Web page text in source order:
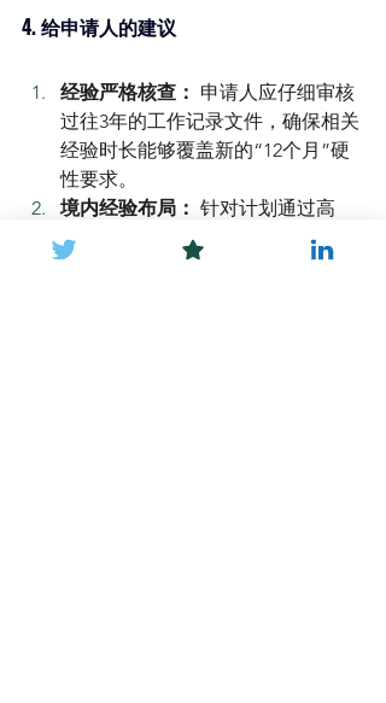
4. 给申请人的建议
经验严格核查： 申请人应仔细审核
过往3年的工作记录文件，确保相关
经验时长能够覆盖新的“12个月”硬
性要求。
境内经验布局： 针对计划通过高
管，研究院或医生类别申请的海外
人士，理解特定的加拿大工签类